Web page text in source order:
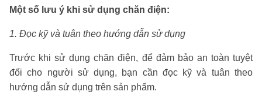
Một số lưu ý khi sử dụng chăn điện:
1. Đọc kỹ và tuân theo hướng dẫn sử dụng
Trước khi sử dụng chăn điện, để đảm bảo an toàn tuyệt
đối cho người sử dụng, bạn cần đọc kỹ và tuân theo
hướng dẫn sử dụng trên sản phẩm.